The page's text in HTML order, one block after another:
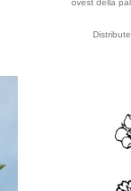
ovest della